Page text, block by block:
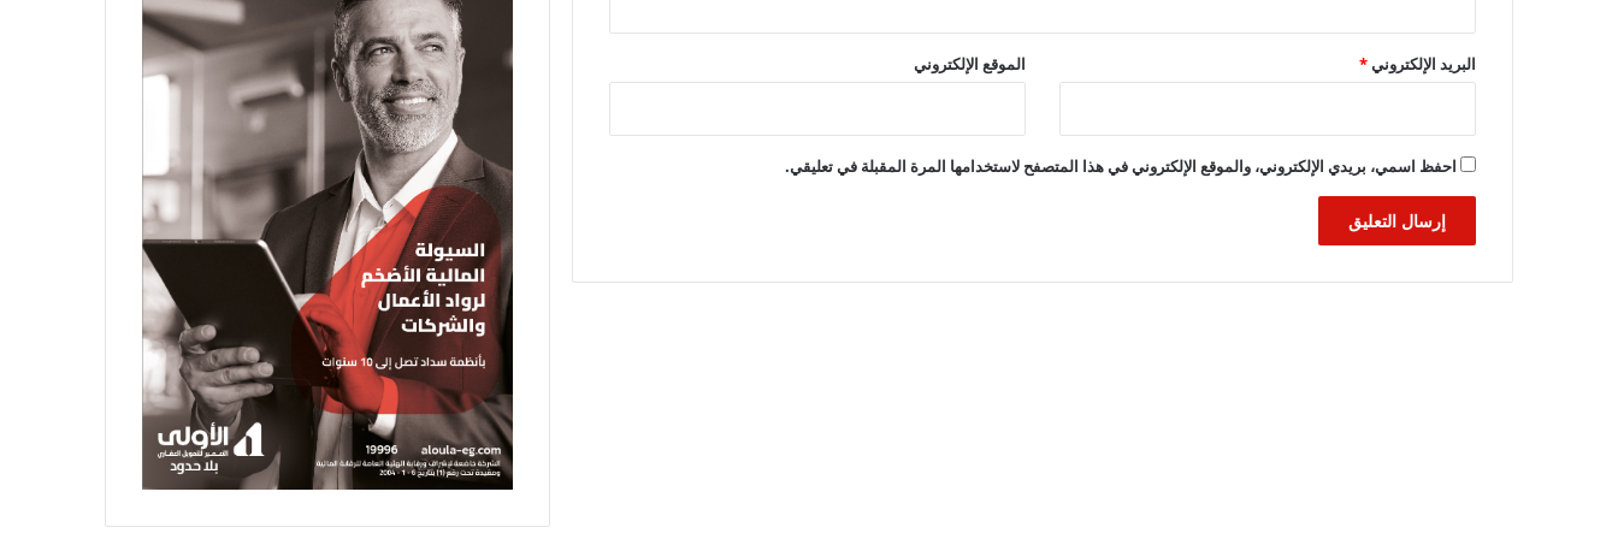
البريد الإلكتروني* الموقع الإلكتروني
احفظ اسمي، بريدي الإلكتروني، والموقع الإلكتروني في هذا المتصفح لاستخدامها المرة المقبلة في تعليقي.